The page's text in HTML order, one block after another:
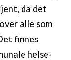
da det
alle som
finnes
helse-